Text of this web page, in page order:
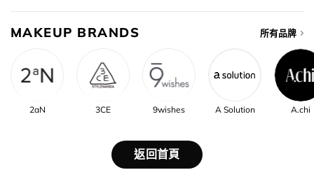
MAKEUP BRANDS 所有品牌
2aN 3CE 9wishes A Solution A.chi
返回首頁